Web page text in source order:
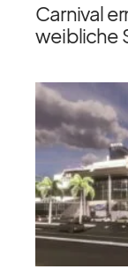
Carnival
weibliche